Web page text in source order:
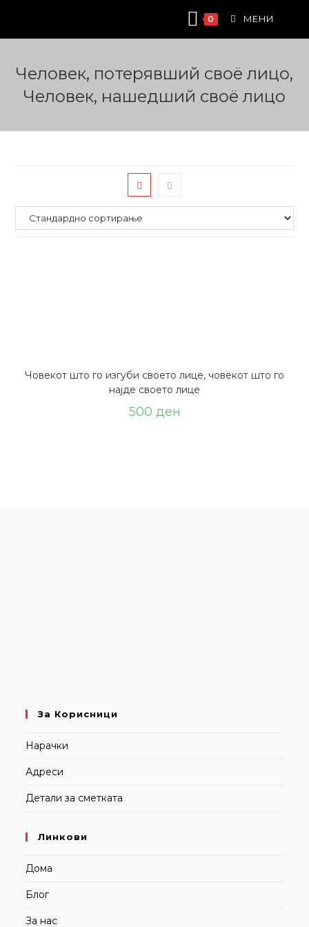
content
0 МЕНИ
Человек, потерявший своё лицо,
Человек, нашедший своё лицо
Човекот што го изгуби своето лице, човекот што го
најде своето лице
500 ден
За Корисници
Нарачки
Адреси
Детали за сметката
Линкови
Дома
Блог
За нас